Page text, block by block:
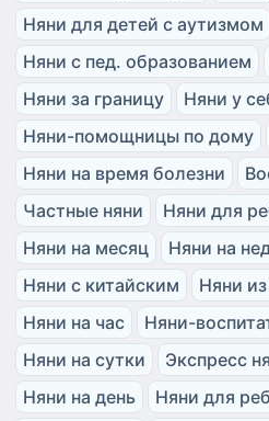
Няни для детей с аутизмом
Няни с пед. образованием
Няни за границу
Няни у
Няни-помощницы по дому
Няни на время болезни
Частные няни
Няни для
Няни на месяц
Няни на
Няни с китайским
Няни
Няни на час
Няни-
Няни на сутки
Экспресс
Няни на день
Няни для